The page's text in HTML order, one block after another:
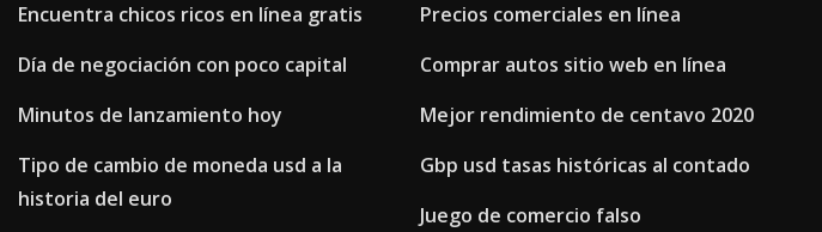
Encuentra chicos ricos en línea gratis
Día de negociación con poco capital
Minutos de lanzamiento hoy
Tipo de cambio de moneda usd a la
historia del euro
Precios comerciales en línea
Comprar autos sitio web en línea
Mejor rendimiento de centavo 2020
Gbp usd tasas históricas al contado
Juego de comercio falso